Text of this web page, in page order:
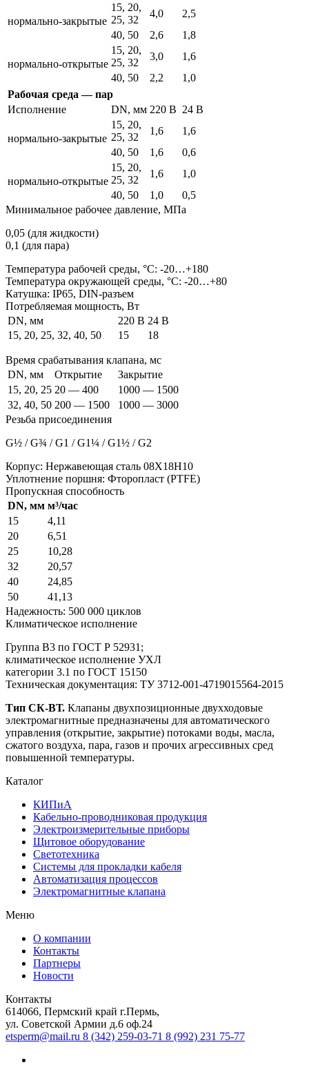
нормально-закрытые
15, 20,
25, 32
4,0
2,5
40, 50
2,6 1,8
нормально-открытые
15, 20,
25, 32
3,0
1,6
40, 50
2,2
1,0
Рабочая среда — пар
Исполнение
DN, мм 220 В 24 В
нормально-закрытые
15, 20,
25, 32
1,6
1,6
40, 50
1,6 0,6
нормально-открытые
15, 20,
25, 32
1,6
1,0
40, 50
1,0
0,5
Минимальное рабочее давление, МПа
0,05 (для жидкости)
0,1 (для пара)
Температура рабочей среды, °С: -20…+180
Температура окружающей среды, °С: -20…+80
Катушка: IP65, DIN-разъем
Потребляемая мощность, Вт
DN, мм
220 В 24 В
15, 20, 25, 32, 40, 50
15 18
Время срабатывания клапана, мс
DN, мм
Открытие
Закрытие
15, 20, 25 20 — 400
1000 — 1500
32, 40, 50 200 — 1500
1000 — 3000
Резьба присоединения
G½ / G¾ / G1 / G1¼ / G1½ / G2
Корпус: Нержавеющая сталь 08Х18Н10
Уплотнение поршня: Фторопласт (PTFE)
Пропускная способность
DN, мм м³/час
15
4,11
20
6,51
25
10,28
32
20,57
40
24,85
50
41,13
Надежность: 500 000 циклов
Климатическое исполнение
Группа В3 по ГОСТ Р 52931;
климатическое исполнение УХЛ
категории 3.1 по ГОСТ 15150
Техническая документация: ТУ 3712-001-4719015564-2015
Тип СК-ВТ. Клапаны двухпозиционные двухходовые
электромагнитные предназначены для автоматического
управления (открытие, закрытие) потоками воды, масла,
сжатого воздуха, пара, газов и прочих агрессивных сред
повышенной температуры.
Каталог
КИПиА
Кабельно-проводниковая продукция
Электроизмерительные приборы
Щитовое оборудование
Светотехника
Системы для прокладки кабеля
Автоматизация процессов
Электромагнитные клапана
Меню
О компании
Контакты
Партнеры
Новости
Контакты
614066, Пермский край г.Пермь,
ул. Советской Армии д.6 оф.24
etsperm@mail.ru 8 (342) 259-03-71 8 (992) 231 75-77